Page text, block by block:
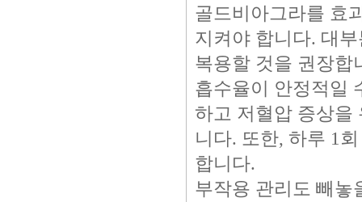
골드비아그라를 효
지켜야 합니다. 대
복용할 것을 권장합
흡수율이 안정적일
하고 저혈압 증상을
니다. 또한, 하루 1
합니다.
부작용 관리도 빼놓